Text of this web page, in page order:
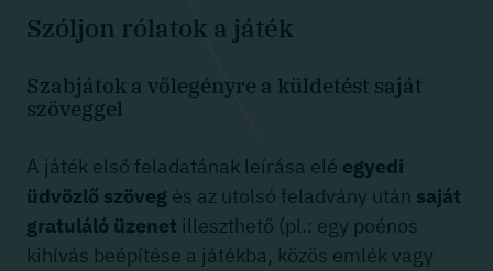
Szóljon rólatok a játék
Szabjátok a vőlegényre a küldetést saját
szöveggel
A játék első feladatának leírása elé egyedi
üdvözlő szöveg és az utolsó feladvány után saját
gratuláló üzenet illeszthető (pl.: egy poénos
kihívás beépítése a játékba, közös emlék vagy